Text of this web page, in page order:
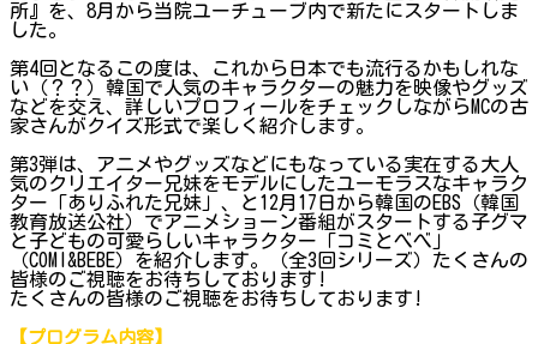
所』を、8月から当院ユーチューブ内で新たにスタートしま
した。
第4回となるこの度は、これから日本でも流行るかもしれな
い（？？）韓国で人気のキャラクターの魅力を映像やグッズ
などを交え、詳しいプロフィールをチェックしながらMCの古
家さんがクイズ形式で楽しく紹介します。
第3弾は、アニメやグッズなどにもなっている実在する大人
気のクリエイター兄妹をモデルにしたユーモラスなキャラク
ター「ありふれた兄妹」、と12月17日から韓国のEBS（韓国
教育放送公社）でアニメショーン番組がスタートする子グマ
と子どもの可愛らしいキャラクター「コミとべべ」
（COMI&BEBE）を紹介します。（全3回シリーズ）たくさんの
皆様のご視聴をお待ちしております!
たくさんの皆様のご視聴をお待ちしております!
【プログラム内容】